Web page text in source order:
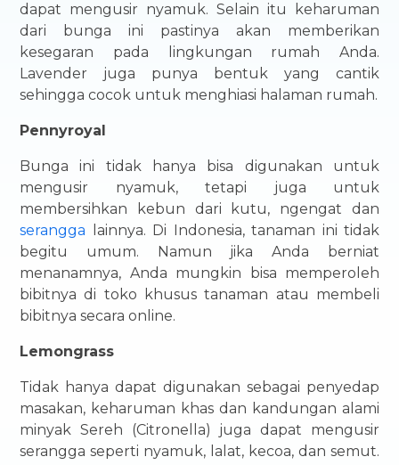
dapat mengusir nyamuk. Selain itu keharuman
dari bunga ini pastinya akan memberikan
kesegaran pada lingkungan rumah Anda.
Lavender juga punya bentuk yang cantik
sehingga cocok untuk menghiasi halaman rumah.
Pennyroyal
Bunga ini tidak hanya bisa digunakan untuk
mengusir nyamuk, tetapi juga untuk
membersihkan kebun dari kutu, ngengat dan
serangga lainnya. Di Indonesia, tanaman ini tidak
begitu umum. Namun jika Anda berniat
menanamnya, Anda mungkin bisa memperoleh
bibitnya di toko khusus tanaman atau membeli
bibitnya secara online.
Lemongrass
Tidak hanya dapat digunakan sebagai penyedap
masakan, keharuman khas dan kandungan alami
minyak Sereh (Citronella) juga dapat mengusir
serangga seperti nyamuk, lalat, kecoa, dan semut.